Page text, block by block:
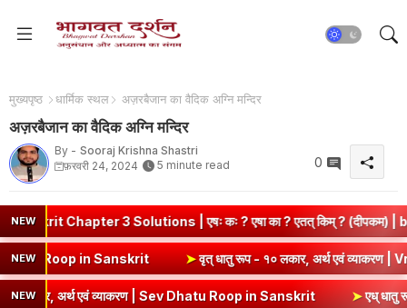
मुख्यपृष्ठ धार्मिक स्थल अज़रबैजान का वैदिक अग्नि मन्दिर
अज़रबैजान का वैदिक अग्नि मन्दिर
By - Sooraj Krishna Shastri
फ़रवरी 24, 2024
5 minute read 0
NEW 3 Solutions | एषः कः ? एषा का ? एतत् किम् ? (दीपकम) |
NEW | Kri Dhatu Roop in Sanskrit ➤वृत् धातु रूप - १० लकार, अर्थ
NEW
अर्थ एवं व्याकरण | Sev Dhatu Roop in Sanskrit ➤एध् धातु रूप - १०